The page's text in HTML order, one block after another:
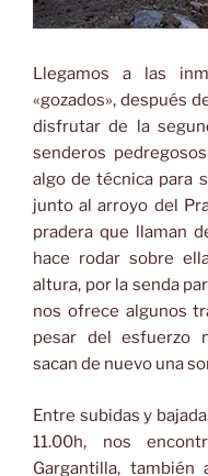
Llegamos a las
«gozados», después
disfrutar de la
senderos
algo de técnica para
junto al arroyo del
pradera que llaman
hace rodar sobre
altura, por la senda
nos ofrece algunos
pesar del esfuerzo
sacan de nuevo una
Entre subidas y
11.00h, nos
Gargantilla,